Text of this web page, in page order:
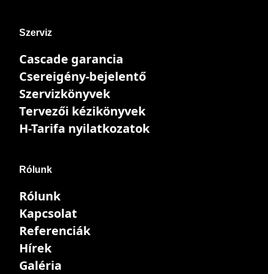
Szerviz
Cascade garancia
Csereigény-bejelentő
Szervizkönyvek
Tervezői kézikönyvek
H-Tarifa nyilatkozatok
Rólunk
Rólunk
Kapcsolat
Referenciák
Hírek
Galéria